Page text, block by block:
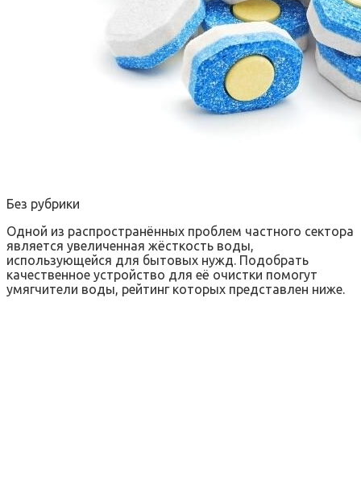
Без рубрики
Одной из распространённых проблем частного сектора
является увеличенная жёсткость воды,
использующейся для бытовых нужд. Подобрать
качественное устройство для её очистки помогут
умягчители воды, рейтинг которых представлен ниже.